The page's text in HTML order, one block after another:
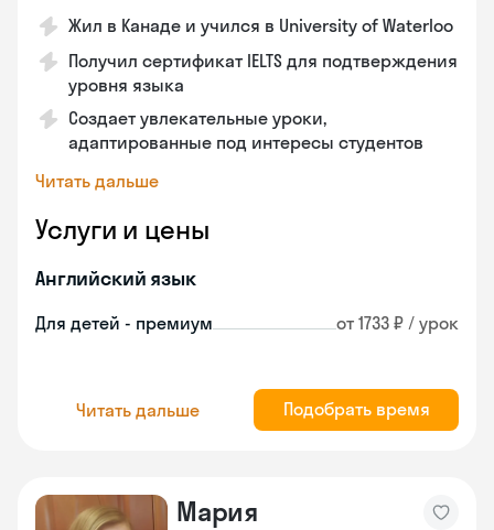
Жил в Канаде и учился в University of Waterloo
Получил сертификат IELTS для подтверждения
уровня языка
Создает увлекательные уроки,
адаптированные под интересы студентов
Читать дальше
Услуги и цены
Английский язык
Для детей - премиум от 1733 ₽ / урок
Читать дальше Подобрать время
Мария